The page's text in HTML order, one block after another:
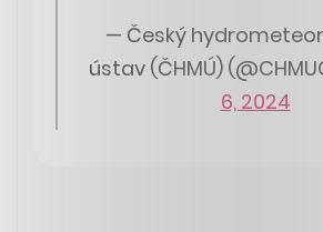
— Český
ústav (ČHMÚ)
6, 2024